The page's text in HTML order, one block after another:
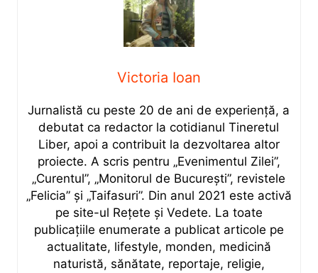
Victoria Ioan
Jurnalistă cu peste 20 de ani de experiență, a
debutat ca redactor la cotidianul Tineretul
Liber, apoi a contribuit la dezvoltarea altor
proiecte. A scris pentru „Evenimentul Zilei”,
„Curentul”, „Monitorul de București”, revistele
„Felicia” și „Taifasuri”. Din anul 2021 este activă
pe site-ul Rețete și Vedete. La toate
publicațiile enumerate a publicat articole pe
actualitate, lifestyle, monden, medicină
naturistă, sănătate, reportaje, religie,